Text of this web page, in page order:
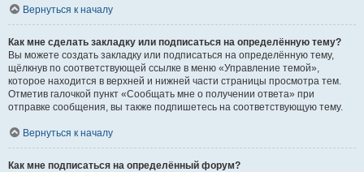
Вернуться к началу
Как мне сделать закладку или подписаться на определённую тему?
Вы можете создать закладку или подписаться на определённую тему,
щёлкнув по соответствующей ссылке в меню «Управление темой»,
которое находится в верхней и нижней части страницы просмотра тем.
Отметив галочкой пункт «Сообщать мне о получении ответа» при
отправке сообщения, вы также подпишетесь на соответствующую тему.
Вернуться к началу
Как мне подписаться на определённый форум?